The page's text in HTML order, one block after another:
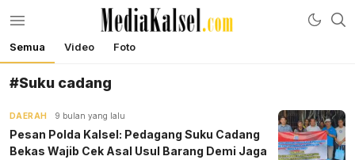
mediakalsel.com
Berita Update Banua
Semua Video Foto
#Suku cadang
DAERAH 9 bulan yang lalu
Pesan Polda Kalsel: Pedagang Suku Cadang
Bekas Wajib Cek Asal Usul Barang Demi Jaga